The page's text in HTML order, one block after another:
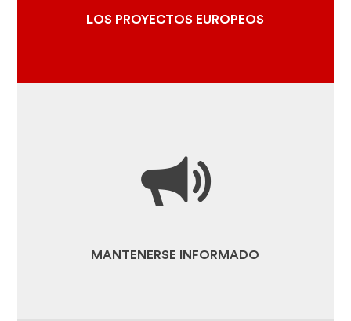
LOS PROYECTOS EUROPEOS
2020
MANTENERSE INFORMADO
TODA LA ACTUALIDAD
ESPACIO DE PRENSA Y MEDIAS